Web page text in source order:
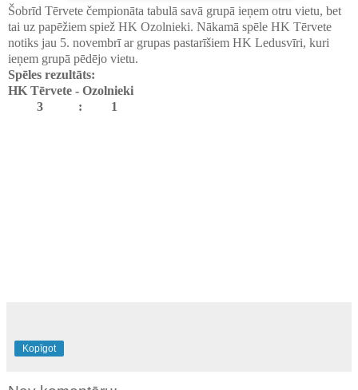
Šobrīd Tērvete čempionāta tabulā savā grupā ieņem otru vietu, bet
tai uz papēžiem spiež HK Ozolnieki. Nākamā spēle HK Tērvete
notiks jau 5. novembrī ar grupas pastarīšiem HK Ledusvīri, kuri
ieņem grupā pēdējo vietu.
Spēles rezultāts:
HK Tērvete - Ozolnieki
3 : 1
Kopīgot